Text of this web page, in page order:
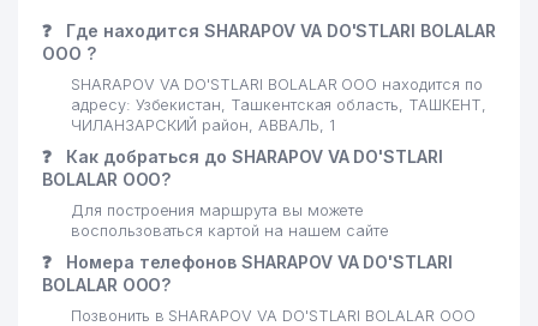
❓
Где находится SHARAPOV VA DO'STLARI BOLALAR
ООО ?
SHARAPOV VA DO'STLARI BOLALAR ООО находится по
адресу: Узбекистан, Ташкентская область, ТАШКЕНТ,
ЧИЛАНЗАРСКИЙ район, АВВАЛЬ, 1
❓
Как добраться до SHARAPOV VA DO'STLARI
BOLALAR ООО?
Для построения маршрута вы можете
воспользоваться картой на нашем сайте
❓
Номера телефонов SHARAPOV VA DO'STLARI
BOLALAR ООО?
Позвонить в SHARAPOV VA DO'STLARI BOLALAR ООО